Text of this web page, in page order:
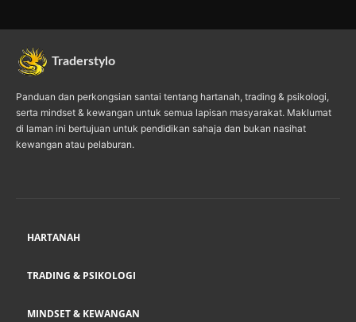
Traderstylo
Panduan dan perkongsian santai tentang hartanah, trading & psikologi,
serta mindset & kewangan untuk semua lapisan masyarakat. Maklumat
di laman ini bertujuan untuk pendidikan sahaja dan bukan nasihat
kewangan atau pelaburan.
HARTANAH
TRADING & PSIKOLOGI
MINDSET & KEWANGAN